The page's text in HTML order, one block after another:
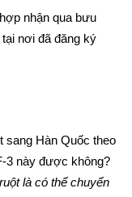
nhận qua bưu
nơi đã đăng ký
sang Hàn Quốc theo
3 này được không?
là có thể chuyển